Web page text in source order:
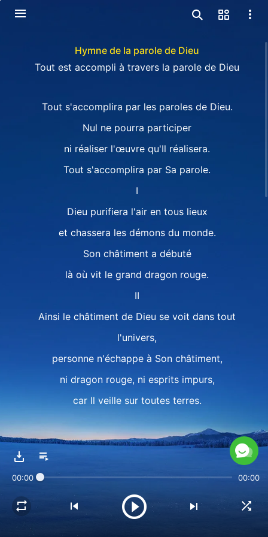
Hymne de la parole de Dieu
Tout est accompli à travers la parole de Dieu
Tout s'accomplira par les paroles de Dieu.
Nul ne pourra participer
ni réaliser l'œuvre qu'Il réalisera.
Tout s'accomplira par Sa parole.
I
Dieu purifiera l'air en tous lieux
et chassera les démons du monde.
Son châtiment a débuté
là où vit le grand dragon rouge.
II
Ainsi le châtiment de Dieu se voit dans tout
l'univers,
personne n'échappe à Son châtiment,
ni dragon rouge, ni esprits impurs,
car Il veille sur toutes terres.
Tout s'accomplira par les paroles de Dieu.
Tout s'accomplira par Sa parole.
00:00 00:00